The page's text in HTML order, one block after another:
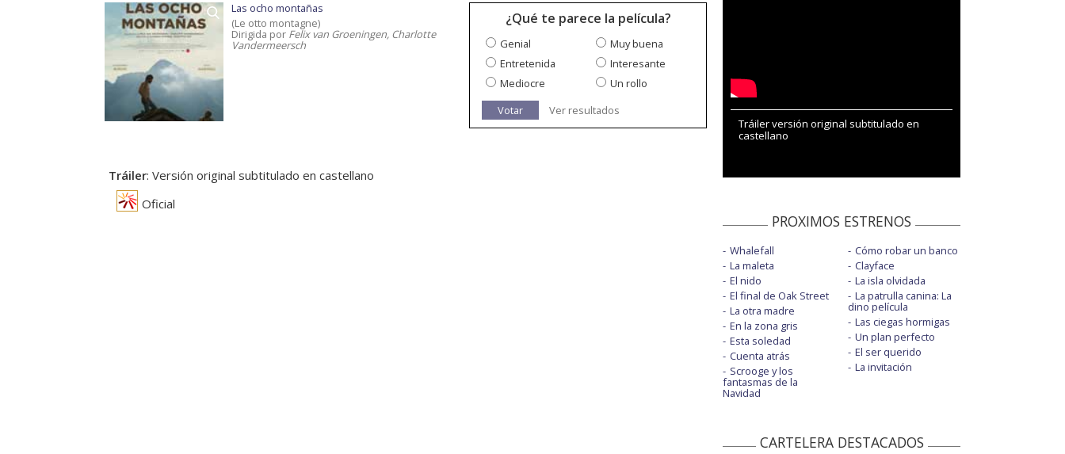
Las ocho montañas
(Le otto montagne)
Dirigida por Felix van Groeningen, Charlotte
Vandermeersch
¿Qué te parece la película?
Genial
Muy buena
Entretenida
Interesante
Mediocre
Un rollo
Votar
Ver resultados
Tráiler: Versión original subtitulado en castellano
Oficial
Tráiler versión original subtitulado en
castellano
PROXIMOS ESTRENOS
Whalefall
La maleta
El nido
El final de Oak Street
La otra madre
En la zona gris
Esta soledad
Cuenta atrás
Scrooge y los
fantasmas de la
Navidad
Cómo robar un banco
Clayface
La isla olvidada
La patrulla canina: La
dino película
Las ciegas hormigas
Un plan perfecto
El ser querido
La invitación
CARTELERA DESTACADOS